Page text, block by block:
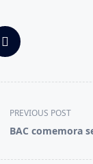
PREVIOUS POST
BAC comemora